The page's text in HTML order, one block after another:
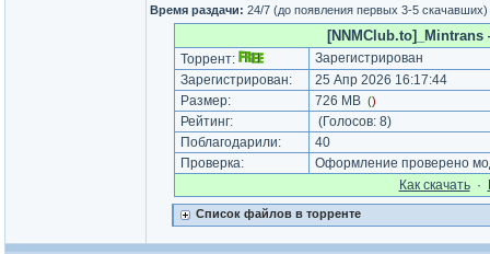
Время раздачи: 24/7 (до появления первых 3-5 скачавших)
Торрент:
Зарегистрирован
Зарегистрирован:
25 Апр 2026 16:17:44
Размер:
726 MB ()
Рейтинг: (Голосов: 8)
Поблагодарили:
40
Проверка:
Оформление проверено
Как cкачать·
Список файлов в торренте